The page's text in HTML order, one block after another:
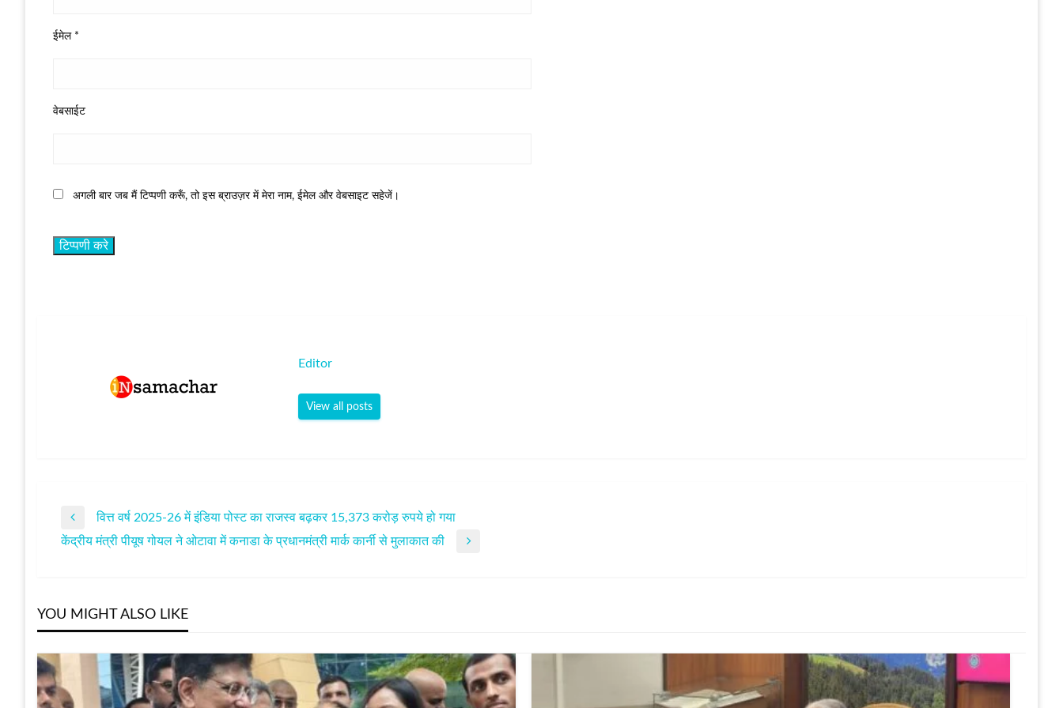
ईमेल *
वेबसाईट
अगली बार जब मैं टिप्पणी करूँ, तो इस ब्राउज़र में मेरा नाम, ईमेल और वेबसाइट सहेजें।
Editor
View all posts
पोस्ट
Previous
Post
वित्त वर्ष 2025-26 में इंडिया पोस्ट का राजस्व बढ़कर 15,373 करोड़ रुपये हो गया
Next
केंद्रीय मंत्री पीयूष गोयल ने ओटावा में कनाडा के प्रधानमंत्री मार्क कार्नी से मुलाकात की
YOU MIGHT ALSO LIKE